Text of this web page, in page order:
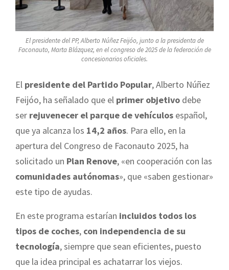
El presidente del PP, Alberto Núñez Feijóo, junto a la presidenta de
Faconauto, Marta Blázquez, en el congreso de 2025 de la federación de
concesionarios oficiales.
El presidente del Partido Popular, Alberto Núñez
Feijóo, ha señalado que el primer objetivo debe
ser rejuvenecer el parque de vehículos español,
que ya alcanza los 14,2 años. Para ello, en la
apertura del Congreso de Faconauto 2025, ha
solicitado un Plan Renove, «en cooperación con las
comunidades autónomas», que «saben gestionar»
este tipo de ayudas.
En este programa estarían incluidos todos los
tipos de coches, con independencia de su
tecnología, siempre que sean eficientes, puesto
que la idea principal es achatarrar los viejos.